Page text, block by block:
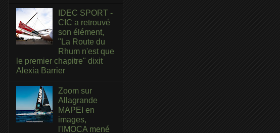
IDEC SPORT -
CIC a retrouvé
son élément,
"La Route du
Rhum n'est que
le premier chapitre" dixit
Alexia Barrier
Zoom sur
Allagrande
MAPEI en
images,
l'IMOCA mené